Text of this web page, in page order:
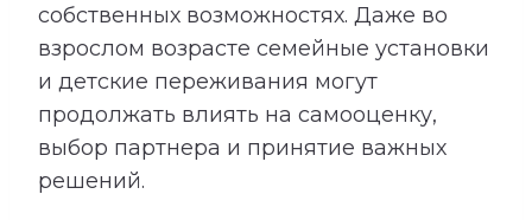
собственных возможностях. Даже во
взрослом возрасте семейные установки
и детские переживания могут
продолжать влиять на самооценку,
выбор партнера и принятие важных
решений.